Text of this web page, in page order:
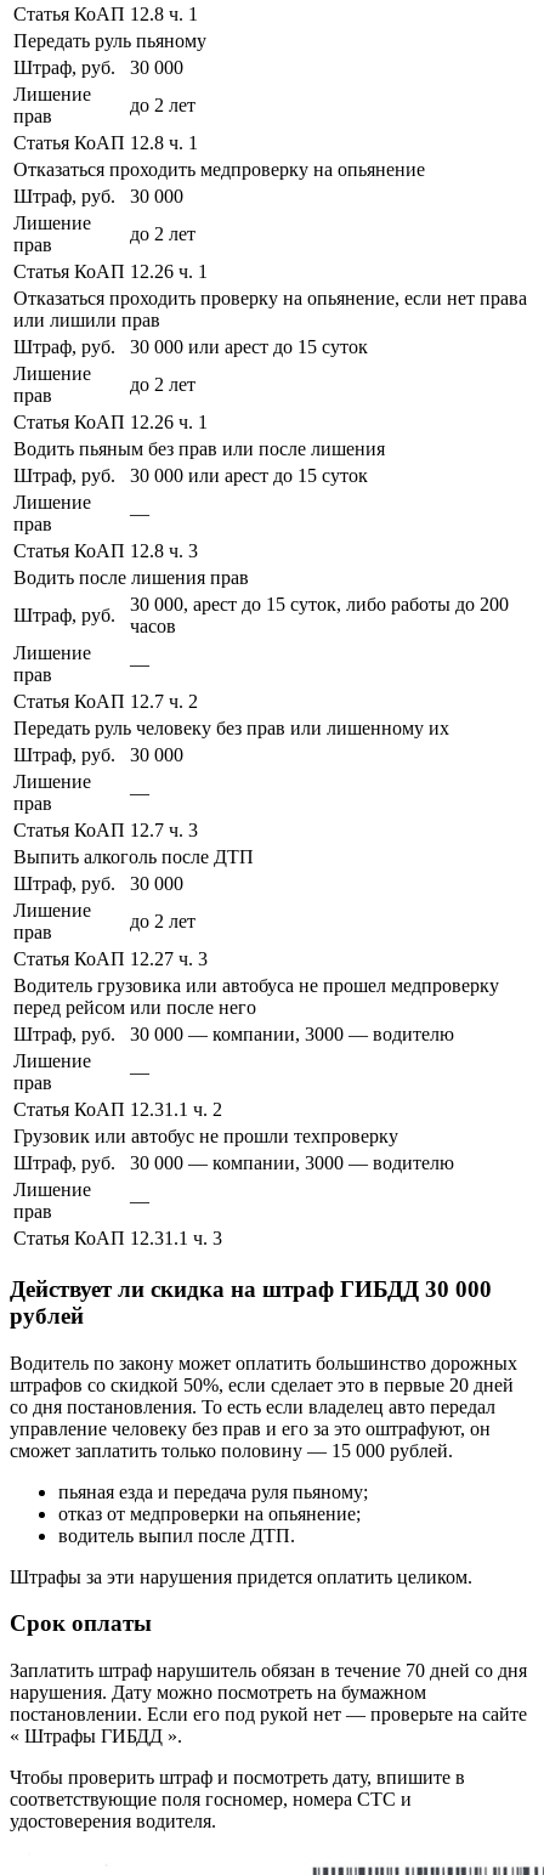
Статья КоАП 12.8 ч. 1
Передать руль пьяному
Штраф, руб.
30 000
Лишение
прав
до 2 лет
Статья КоАП 12.8 ч. 1
Отказаться проходить медпроверку на опьянение
Штраф, руб.
30 000
Лишение
прав
до 2 лет
Статья КоАП 12.26 ч. 1
Отказаться проходить проверку на опьянение, если нет права
или лишили прав
Штраф, руб.
30 000 или арест до 15 суток
Лишение
прав
до 2 лет
Статья КоАП 12.26 ч. 1
Водить пьяным без прав или после лишения
Штраф, руб.
30 000 или арест до 15 суток
Лишение
прав
—
Статья КоАП 12.8 ч. 3
Водить после лишения прав
Штраф, руб.
30 000, арест до 15 суток, либо работы до 200
часов
Лишение
прав
—
Статья КоАП 12.7 ч. 2
Передать руль человеку без прав или лишенному их
Штраф, руб.
30 000
Лишение
прав
—
Статья КоАП 12.7 ч. 3
Выпить алкоголь после ДТП
Штраф, руб.
30 000
Лишение
прав
до 2 лет
Статья КоАП 12.27 ч. 3
Водитель грузовика или автобуса не прошел медпроверку
перед рейсом или после него
Штраф, руб.
30 000 — компании, 3000 — водителю
Лишение
прав
—
Статья КоАП 12.31.1 ч. 2
Грузовик или автобус не прошли техпроверку
Штраф, руб.
30 000 — компании, 3000 — водителю
Лишение
прав
—
Статья КоАП 12.31.1 ч. 3
Действует ли скидка на штраф ГИБДД 30 000
рублей
Водитель по закону может оплатить большинство дорожных
штрафов со скидкой 50%, если сделает это в первые 20 дней
со дня постановления. То есть если владелец авто передал
управление человеку без прав и его за это оштрафуют, он
сможет заплатить только половину — 15 000 рублей.
пьяная езда и передача руля пьяному;
отказ от медпроверки на опьянение;
водитель выпил после ДТП.
Штрафы за эти нарушения придется оплатить целиком.
Срок оплаты
Заплатить штраф нарушитель обязан в течение 70 дней со дня
нарушения. Дату можно посмотреть на бумажном
постановлении. Если его под рукой нет — проверьте на сайте
« Штрафы ГИБДД ».
Чтобы проверить штраф и посмотреть дату, впишите в
соответствующие поля госномер, номера СТС и
удостоверения водителя.